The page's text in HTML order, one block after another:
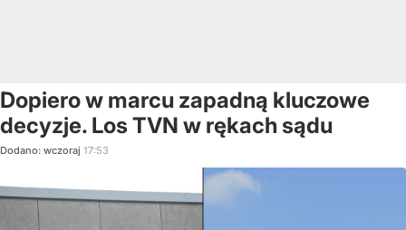
Dopiero w marcu zapadną kluczowe
decyzje. Los TVN w rękach sądu
Dodano: wczoraj 17:53